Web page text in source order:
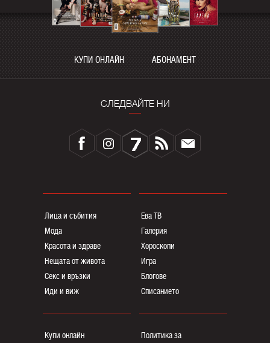
КУПИ ОНЛАЙН АБОНАМЕНТ
СЛЕДВАЙТЕ НИ
Лица и събития
Мода
Красота и здраве
Нещата от живота
Секс и връзки
Иди и виж
Ева ТВ
Галерия
Хороскопи
Игра
Блогoве
Списанието
Купи онлайн Политика за